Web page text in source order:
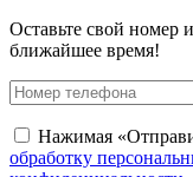
Оставьте свой номер
ближайшее время!
Нажимая
обработку